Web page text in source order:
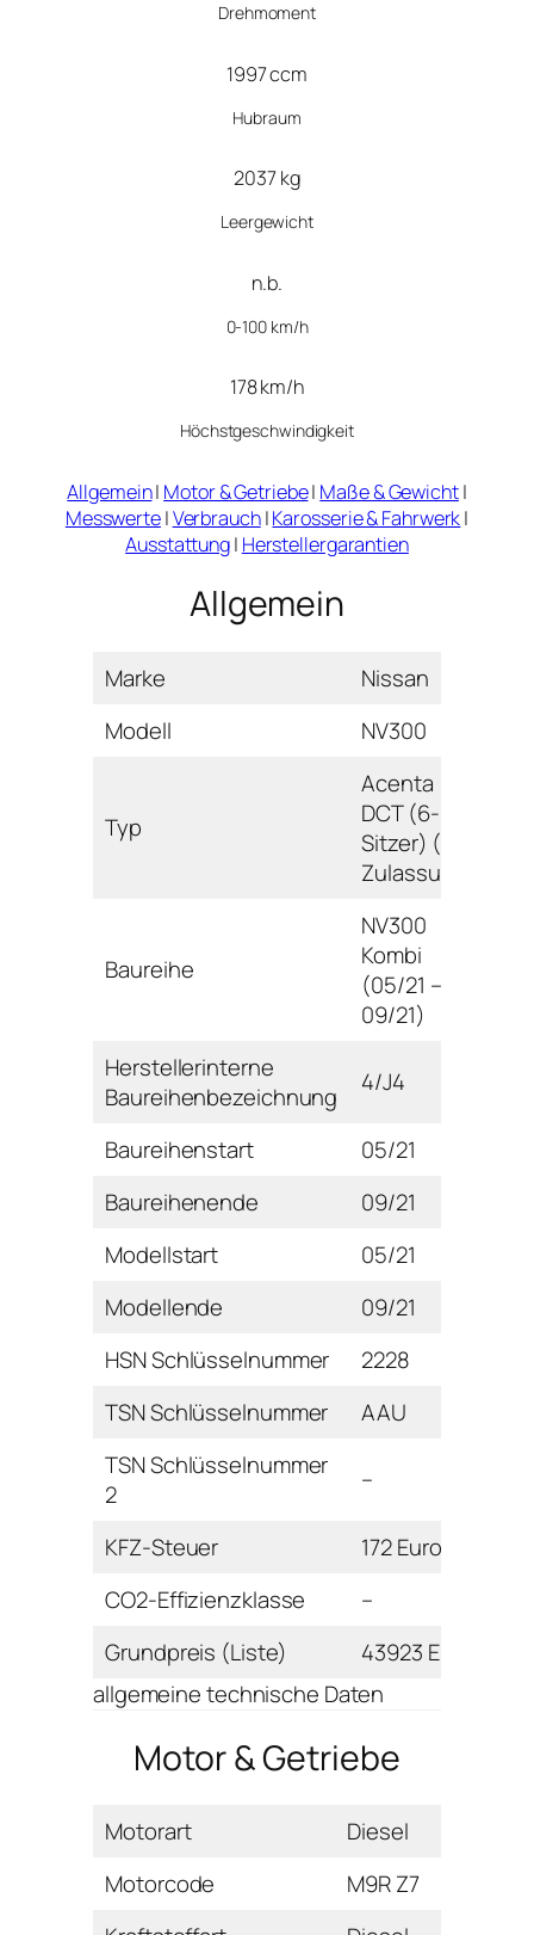
Drehmoment
1997 ccm
Hubraum
2037 kg
Leergewicht
n.b.
0-100 km/h
178 km/h
Höchstgeschwindigkeit
Allgemein| Motor & Getriebe| Maße & Gewicht|
Messwerte|Verbrauch|Karosserie & Fahrwerk|
Ausstattung| Herstellergarantien
Allgemein
Marke
Nissan
Modell
NV300
Typ
Acenta
DCT (6-
Sitzer) (N1-
Zulassung)
Baureihe
NV300
Kombi
(05/21 –
09/21)
Herstellerinterne
Baureihenbezeichnung
4/J4
Baureihenstart
05/21
Baureihenende
09/21
Modellstart
05/21
Modellende
09/21
HSN Schlüsselnummer
2228
TSN Schlüsselnummer
AAU
TSN Schlüsselnummer
2
–
KFZ-Steuer
172 Euro
CO2-Effizienzklasse
–
Grundpreis (Liste)
43923 Euro
allgemeine technische Daten
Motor & Getriebe
Motorart
Diesel
Motorcode
M9R Z7